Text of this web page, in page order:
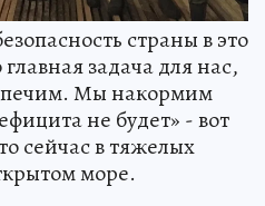
страны в это
задача для нас,
Мы накормим
не будет» - вот
сейчас в тяжелых
море.